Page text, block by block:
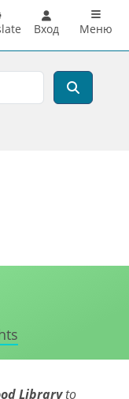
Вход Main
Меню
Libraryto